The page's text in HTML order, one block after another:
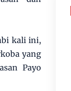
kali ini,
yang
Payo